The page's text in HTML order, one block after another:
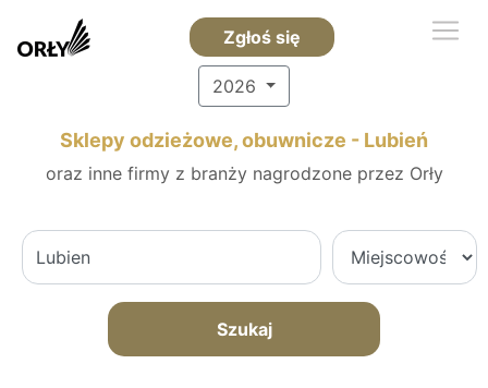
Zgłoś się
2026
Sklepy odzieżowe, obuwnicze - Lubień
oraz inne firmy z branży nagrodzone przez Orły
Szukaj